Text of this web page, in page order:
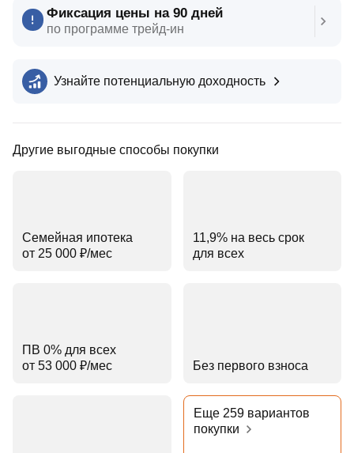
Фиксация цены на 90 дней
по программе трейд‑ин
Узнайте потенциальную доходность
Другие выгодные способы покупки
Семейная ипотека
от 25 000 ₽⁠/⁠мес
11,9% на весь срок
для всех
ПВ 0% для всех
от 53 000 ₽⁠/⁠мес
Без первого взноса
Еще 259 вариантов
покупки